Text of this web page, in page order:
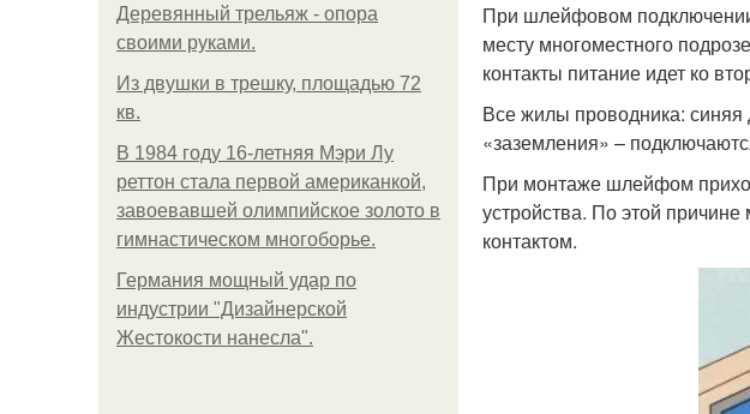
Деревянный трельяж - опора
своими руками.
Из двушки в трешку, площадью 72
кв.
В 1984 году 16-летняя Мэри Лу
реттон стала первой американкой,
завоевавшей олимпийское золото в
гимнастическом многоборье.
Германия мощный удар по
индустрии "Дизайнерской
Жестокости нанесла".
При шлейфовом
месту многоместного
контакты питание идет ко
Все жилы проводника: синяя
«заземления» –
При монтаже шлейфом
устройства. По этой
контактом.